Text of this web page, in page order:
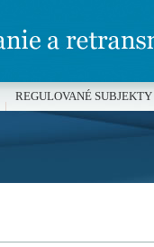
REGULOVANÉ SUBJEKTY